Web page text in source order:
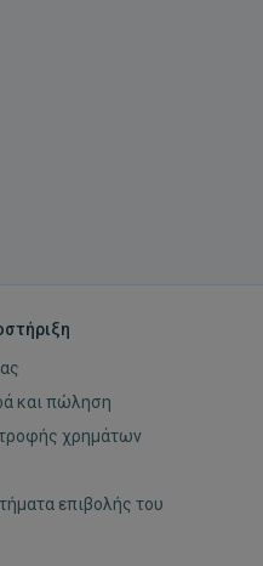
και πώληση
χρημάτων
επιβολής του